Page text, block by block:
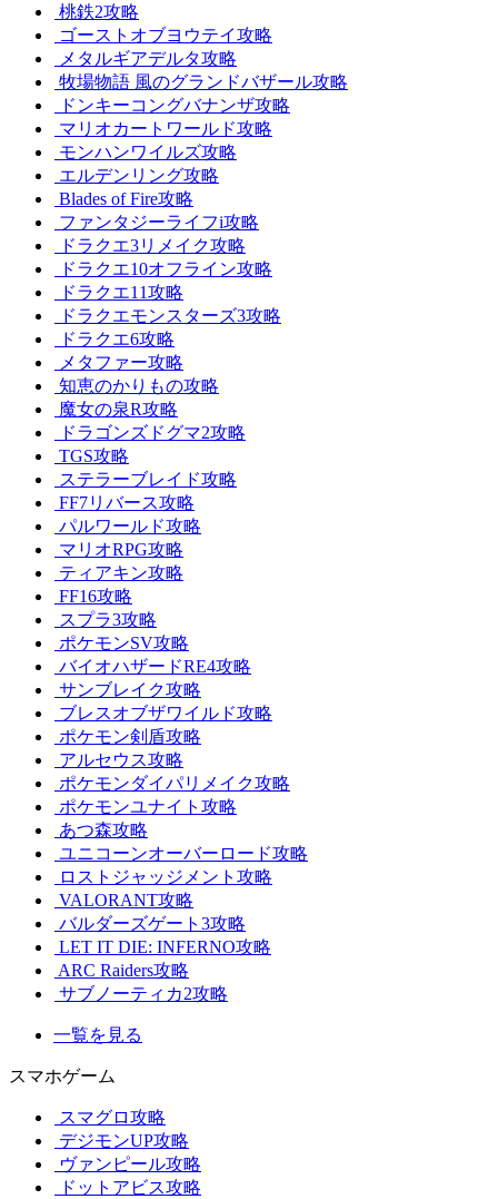
桃鉄2攻略
ゴーストオブヨウテイ攻略
メタルギアデルタ攻略
牧場物語 風のグランドバザール攻略
ドンキーコングバナンザ攻略
マリオカートワールド攻略
モンハンワイルズ攻略
エルデンリング攻略
Blades of Fire攻略
ファンタジーライフi攻略
ドラクエ3リメイク攻略
ドラクエ10オフライン攻略
ドラクエ11攻略
ドラクエモンスターズ3攻略
ドラクエ6攻略
メタファー攻略
知恵のかりもの攻略
魔女の泉R攻略
ドラゴンズドグマ2攻略
TGS攻略
ステラーブレイド攻略
FF7リバース攻略
パルワールド攻略
マリオRPG攻略
ティアキン攻略
FF16攻略
スプラ3攻略
ポケモンSV攻略
バイオハザードRE4攻略
サンブレイク攻略
ブレスオブザワイルド攻略
ポケモン剣盾攻略
アルセウス攻略
ポケモンダイパリメイク攻略
ポケモンユナイト攻略
あつ森攻略
ユニコーンオーバーロード攻略
ロストジャッジメント攻略
VALORANT攻略
バルダーズゲート3攻略
LET IT DIE: INFERNO攻略
ARC Raiders攻略
サブノーティカ2攻略
一覧を見る
スマホゲーム
スマグロ攻略
デジモンUP攻略
ヴァンピール攻略
ドットアビス攻略